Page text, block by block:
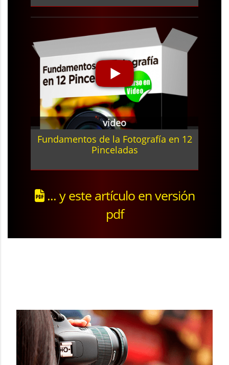
video
Fundamentos de la Fotografía en 12
Pinceladas
... y este artículo en versión
pdf